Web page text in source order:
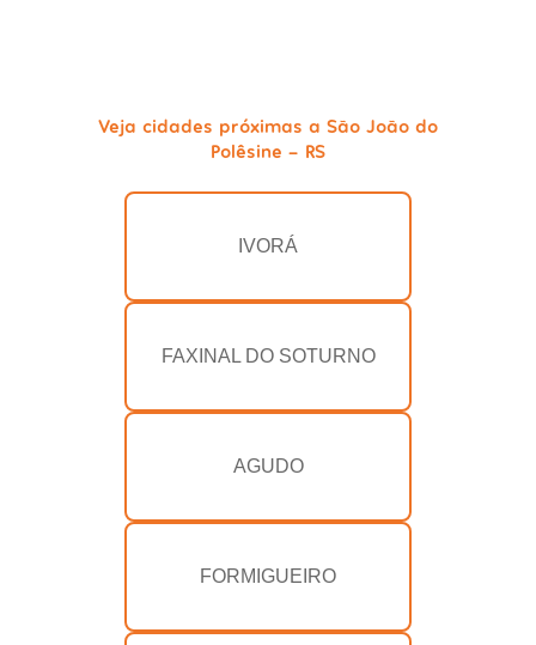
Veja cidades próximas a São João do
Polêsine - RS
IVORÁ
FAXINAL DO SOTURNO
AGUDO
FORMIGUEIRO